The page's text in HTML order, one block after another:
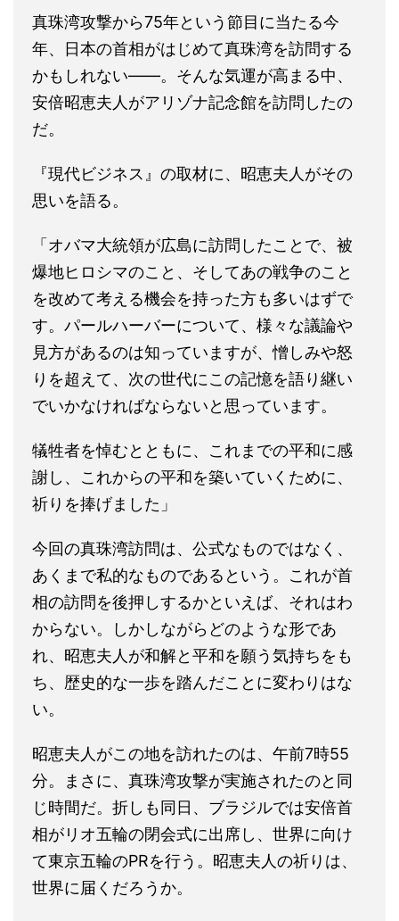
真珠湾攻撃から75年という節目に当たる今
年、日本の首相がはじめて真珠湾を訪問する
かもしれない――。そんな気運が高まる中、
安倍昭恵夫人がアリゾナ記念館を訪問したの
だ。
『現代ビジネス』の取材に、昭恵夫人がその
思いを語る。
「オバマ大統領が広島に訪問したことで、被
爆地ヒロシマのこと、そしてあの戦争のこと
を改めて考える機会を持った方も多いはずで
す。パールハーバーについて、様々な議論や
見方があるのは知っていますが、憎しみや怒
りを超えて、次の世代にこの記憶を語り継い
でいかなければならないと思っています。
犠牲者を悼むとともに、これまでの平和に感
謝し、これからの平和を築いていくために、
祈りを捧げました」
今回の真珠湾訪問は、公式なものではなく、
あくまで私的なものであるという。これが首
相の訪問を後押しするかといえば、それはわ
からない。しかしながらどのような形であ
れ、昭恵夫人が和解と平和を願う気持ちをも
ち、歴史的な一歩を踏んだことに変わりはな
い。
昭恵夫人がこの地を訪れたのは、午前7時55
分。まさに、真珠湾攻撃が実施されたのと同
じ時間だ。折しも同日、ブラジルでは安倍首
相がリオ五輪の閉会式に出席し、世界に向け
て東京五輪のPRを行う。昭恵夫人の祈りは、
世界に届くだろうか。